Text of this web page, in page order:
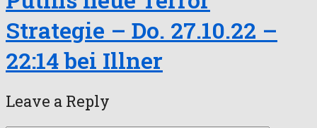
Strategie – Do. 27.10.22 –
22:14 bei Illner
Leave a Reply